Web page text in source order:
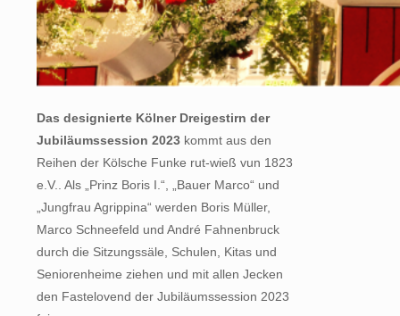
Das designierte Kölner Dreigestirn der
Jubiläumssession 2023 kommt aus den
Reihen der Kölsche Funke rut-wieß vun 1823
e.V.. Als „Prinz Boris I.“, „Bauer Marco“ und
„Jungfrau Agrippina“ werden Boris Müller,
Marco Schneefeld und André Fahnenbruck
durch die Sitzungssäle, Schulen, Kitas und
Seniorenheime ziehen und mit allen Jecken
den Fastelovend der Jubiläumssession 2023